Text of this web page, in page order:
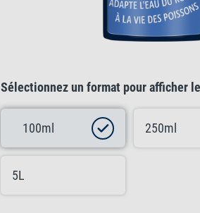
Sélectionnez un format pour afficher
100ml 250ml
5L